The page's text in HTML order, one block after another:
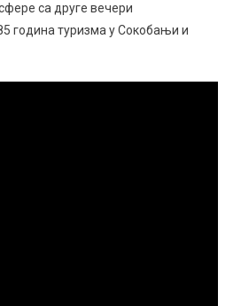
са друге вечери
година туризма у Сокобањи и